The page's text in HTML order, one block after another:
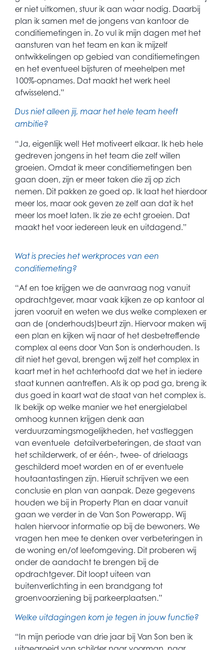
er niet uitkomen, stuur ik aan waar nodig. Daarbij
plan ik samen met de jongens van kantoor de
conditiemetingen in. Zo vul ik mijn dagen met het
aansturen van het team en kan ik mijzelf
ontwikkelingen op gebied van conditiemetingen
en het eventueel bijsturen of meehelpen met
100%-opnames. Dat maakt het werk heel
afwisselend.”
Dus niet alleen jij, maar het hele team heeft
ambitie?
“Ja, eigenlijk wel! Het motiveert elkaar. Ik heb hele
gedreven jongens in het team die zelf willen
groeien. Omdat ik meer conditiemetingen ben
gaan doen, zijn er meer taken die zij op zich
nemen. Dit pakken ze goed op. Ik laat het hierdoor
meer los, maar ook geven ze zelf aan dat ik het
meer los moet laten. Ik zie ze echt groeien. Dat
maakt het voor iedereen leuk en uitdagend.”
Wat is precies het werkproces van een
conditiemeting?
“Af en toe krijgen we de aanvraag nog vanuit
opdrachtgever, maar vaak kijken ze op kantoor al
jaren vooruit en weten we dus welke complexen er
aan de (onderhouds)beurt zijn. Hiervoor maken wij
een plan en kijken wij naar of het desbetreffende
complex al eens door Van Son is onderhouden. Is
dit niet het geval, brengen wij zelf het complex in
kaart met in het achterhoofd dat we het in iedere
staat kunnen aantreffen. Als ik op pad ga, breng ik
dus goed in kaart wat de staat van het complex is.
Ik bekijk op welke manier we het energielabel
omhoog kunnen krijgen denk aan
verduurzamingsmogelijkheden, het vastleggen
van eventuele detailverbeteringen, de staat van
het schilderwerk, of er één-, twee- of drielaags
geschilderd moet worden en of er eventuele
houtaantastingen zijn. Hieruit schrijven we een
conclusie en plan van aanpak. Deze gegevens
houden we bij in Property Plan en daar vanuit
gaan we verder in de Van Son Powerapp. Wij
halen hiervoor informatie op bij de bewoners. We
vragen hen mee te denken over verbeteringen in
de woning en/of leefomgeving. Dit proberen wij
onder de aandacht te brengen bij de
opdrachtgever. Dit loopt uiteen van
buitenverlichting in een brandgang tot
groenvoorziening bij parkeerplaatsen.”
Welke uitdagingen kom je tegen in jouw functie?
“In mijn periode van drie jaar bij Van Son ben ik